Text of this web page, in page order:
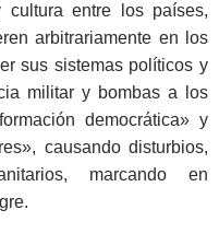
entre los países,
arbitrariamente en los
sus sistemas políticos y
militar y bombas a los
democrática» y
causando disturbios,
marcando en